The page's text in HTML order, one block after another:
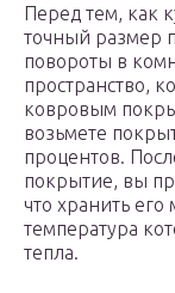
Перед тем, как
точный размер
повороты в
пространство,
ковровым
возьмете
процентов.
покрытие, вы
что хранить
температура
тепла.